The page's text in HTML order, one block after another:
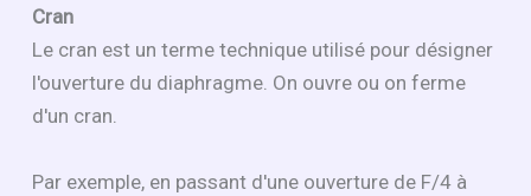
Cran
Le cran est un terme technique utilisé pour désigner
l'ouverture du diaphragme. On ouvre ou on ferme
d'un cran.
Par exemple, en passant d'une ouverture de F/4 à